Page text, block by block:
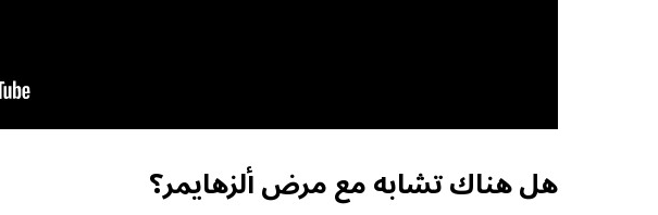
هل هناك تشابه مع مرض ألزهايمر؟